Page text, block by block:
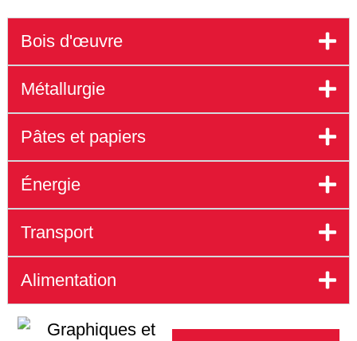
Bois d'œuvre
Métallurgie
Pâtes et papiers
Énergie
Transport
Alimentation